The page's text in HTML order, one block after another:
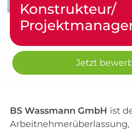
Konstrukteur/
Jetzt
BS Wassmann GmbH ist